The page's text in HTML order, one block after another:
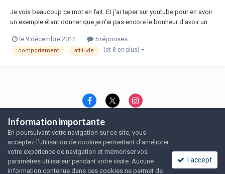
Je vois beaucoup ce mot en fait. Et j'ai taper sur youtube pour en avoir
un exemple étant donner que je n'ai pas encore le bonheur d'avoir un
ronronnement mais version rat ? Quels autres animaux le font aussi (en
général) ? M...
le 9 décembre 2012 5 réponses
comportement attitude (et 8 en plus)
Langue Thème
Politique de confidentialité
Nous contacter
Nous contacter
SRFA, l'association des amoureux du rat domestique
Powered by Invision Community
Information importante
En poursuivant votre navigation sur ce site, vous
acceptez l’utilisation de cookies permettant d'améliorer
votre expérience de navigation et mémoriser vos
paramètres utilisateur pendant votre visite. Aucune
information contenue dans ces cookies ne permet de
I accept